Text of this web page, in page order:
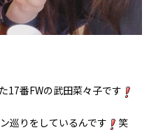
17番FWの武田菜々子です
巡りをしているんです 笑